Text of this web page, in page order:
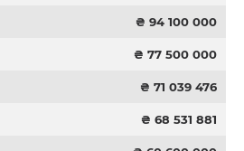
₴ 94 100 000
₴ 77 500 000
₴ 71 039 476
₴ 68 531 881